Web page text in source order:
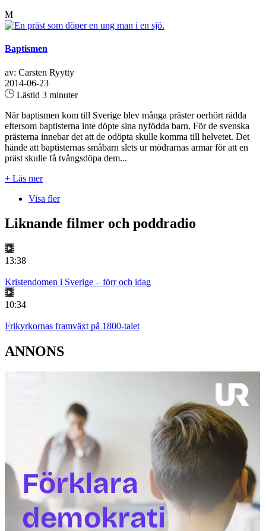
M
Baptismen
av: Carsten Ryytty
2014-06-23
Lästid 3 minuter
När baptismen kom till Sverige blev många präster oerhört rädda
eftersom baptisterna inte döpte sina nyfödda barn. För de svenska
prästerna innebar det att de odöpta skulle komma till helvetet. Det
hände att baptisternas småbarn slets ur mödrarnas armar för att en
präst skulle få tvångsdöpa dem...
+ Läs mer
Visa fler
Liknande filmer och poddradio
13:38
Kristendomen i Sverige – förr och idag
10:34
Frikyrkornas framväxt på 1800-talet
ANNONS